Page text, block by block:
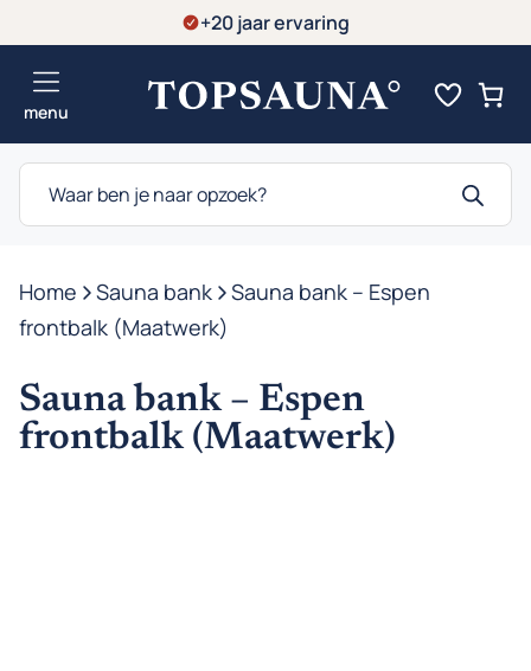
naar
inhoud
+20 jaar ervaring
menu
Producten
zoeken
Home -Sauna bank -Sauna bank – Espen
frontbalk (Maatwerk)
Sauna bank – Espen
frontbalk (Maatwerk)